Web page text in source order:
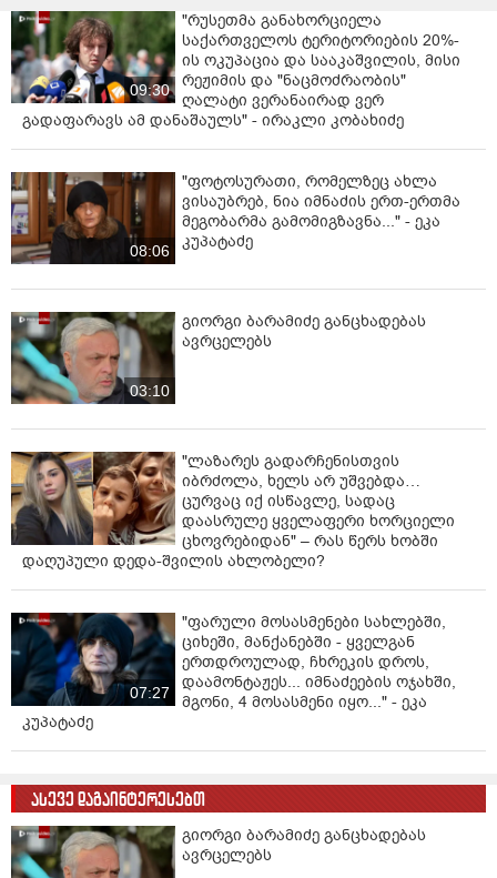
ჩავატარეთ. სამუშაოები ყველა ნორმის დაცვით არის
ჩატარებული, ყველა საბუთი არსებობს, ეს ნახეს უკვე
პოლიციაშიც და შემდეგ უკვე გამოძიება დაადგენს.
შემოწმებული იყო სანამ ჩამოვიდოდა ეს აპარატურა
საქართველოში, ამის ტესტირების რეპორტები
არსებობს და დევს ესეც პოლიციაში“, - განაცხადა
ლაშა ფურცხვანიძემ.
შეგახსენებთ, მიმდინარე წლის 13 ოქტომბერს, ვაკის
პარკში, შადრევანში სამი ბავშვი ბურთის ამოსატანად
ჩავიდა, რა დროსაც მათ დენმა დაარტყა. ბავშვები
კლინიკაში სასწრაფო დახმარების ბრიგადამ
გადაიყვანა. ერთ-ერთი ბავშვის, 13 წლის გოგონას,
მარიტა მეფარიშვილის მდგომარეობა თავიდანვე
მძიმე იყო და ის ხეჩინაშვილის კლინიკაში
გარდაიცვალა.
შსს-ს განმარტებით, მომხდარ ფაქტზე დაუყოვნებლივ
ნაწილით. გამოძიების მსვლელობისას დაზუსტდა
კვალიფიკაცია და გამოძიება გრძელდება სისხლის
სამართლის კოდექსის 240-ე პრიმა მუხლის პირველი
და მეორე ნაწილებით, რაც გულისხმობს ელექტრო
ობიექტზე უსაფრთხოების წესების დარღვევას, რასაც
ითვალისწინებს.
09:30
"რუსეთმა განახორციელა
საქართველოს ტერიტორიების 20%-
ის ოკუპაცია და სააკაშვილის, მისი
რეჟიმის და "ნაცმოძრაობის"
ღალატი ვერანაირად ვერ
გადაფარავს ამ დანაშაულს" - ირაკლი კობახიძე
08:06
"ფოტოსურათი, რომელზეც ახლა
ვისაუბრებ, ნია იმნაძის ერთ-ერთმა
მეგობარმა გამომიგზავნა..." - ეკა
კუპატაძე
03:10
გიორგი ბარამიძე განცხადებას
ავრცელებს
"ლაზარეს გადარჩენისთვის
იბრძოლა, ხელს არ უშვებდა…
ცურვაც იქ ისწავლე, სადაც
დაასრულე ყველაფერი ხორციელი
ცხოვრებიდან" – რას წერს ხობში
დაღუპული დედა-შვილის ახლობელი?
07:27
"ფარული მოსასმენები სახლებში,
ციხეში, მანქანებში - ყველგან
ერთდროულად, ჩხრეკის დროს,
დაამონტაჟეს... იმნაძეების ოჯახში,
მგონი, 4 მოსასმენი იყო..." - ეკა
კუპატაძე
ასევე დაგაინტერესებთ
გიორგი ბარამიძე განცხადებას
ავრცელებს